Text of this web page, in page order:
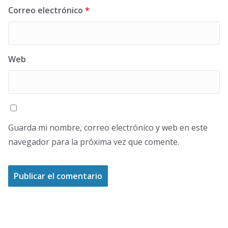
Correo electrónico *
Web
Guarda mi nombre, correo electrónico y web en este
navegador para la próxima vez que comente.